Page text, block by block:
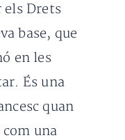
els Drets
base, que
en les
És una
quan
com una